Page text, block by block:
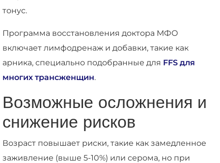
тонус.
Программа восстановления доктора МФО
включает лимфодренаж и добавки, такие как
арника, специально подобранные для FFS для
многих трансженщин.
Возможные осложнения и
снижение рисков
Возраст повышает риски, такие как замедленное
заживление (выше 5-10%) или серома, но при